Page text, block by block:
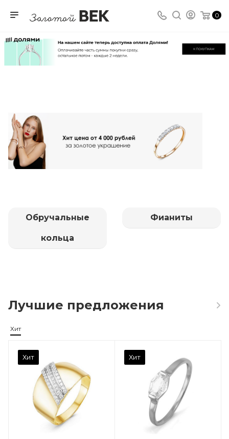
0
Обручальные
кольца
Фианиты
Лучшие предложения
Хит
Хит Хит
Вес драгметалла
Марка (бренд)
Дельта
Фианит